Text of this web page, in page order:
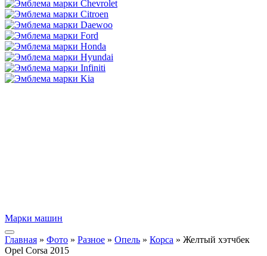
Марки машин
Главная » Фото » Разное » Опель » Корса » Желтый хэтчбек
Opel Corsa 2015